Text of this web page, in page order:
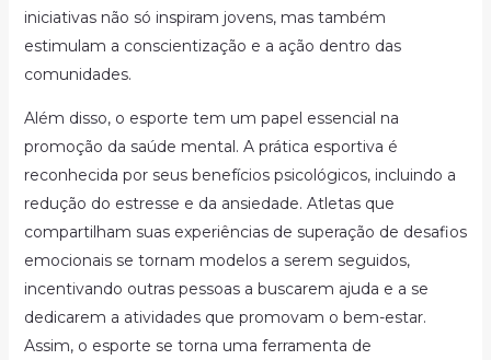
iniciativas não só inspiram jovens, mas também
estimulam a conscientização e a ação dentro das
comunidades.
Além disso, o esporte tem um papel essencial na
promoção da saúde mental. A prática esportiva é
reconhecida por seus benefícios psicológicos, incluindo a
redução do estresse e da ansiedade. Atletas que
compartilham suas experiências de superação de desafios
emocionais se tornam modelos a serem seguidos,
incentivando outras pessoas a buscarem ajuda e a se
dedicarem a atividades que promovam o bem-estar.
Assim, o esporte se torna uma ferramenta de